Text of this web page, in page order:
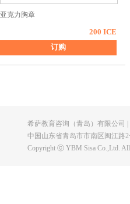
亚克力胸章
200 ICE
订购
希萨教育咨询（青岛）有限公司 |
中国山东省青岛市市南区闽江路2
Copyright ⓒ YBM Sisa Co.,Ltd. All